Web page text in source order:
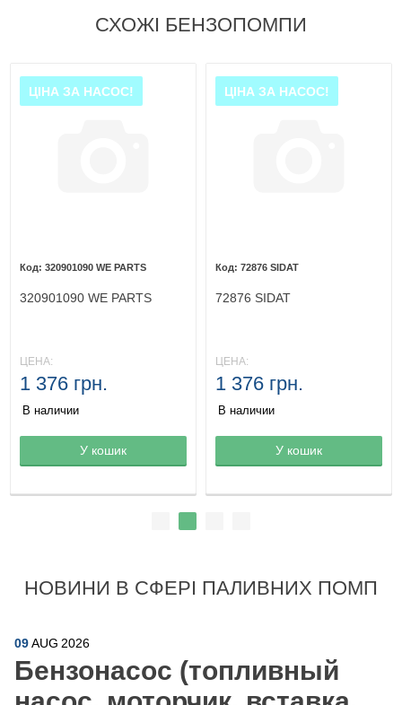
СХОЖІ БЕНЗОПОМПИ
Товар в корзине
ЦІНА ЗА НАСОС!
320901090 WE PARTS
320901090 WE PARTS
ЦЕНА:
1 376 грн.
В наличии
У кошик Товар в корзине
ЦІНА ЗА НАСОС!
72876 SIDAT
72876 SIDAT
ЦЕНА:
1 376 грн.
В наличии
У кошик
НОВИНИ В СФЕРІ ПАЛИВНИХ ПОМП
09AUG 2026
Бензонасос (топливный